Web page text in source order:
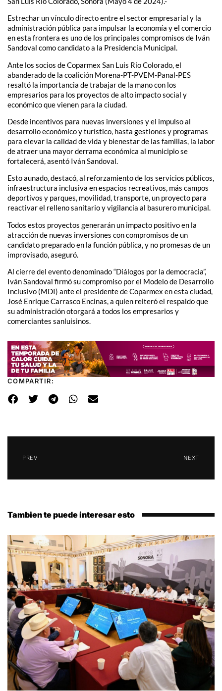
Estrechar un vínculo directo entre el sector empresarial y la
administración pública para impulsar la economía y el comercio
en esta frontera es uno de los principales compromisos de Iván
Sandoval como candidato a la Presidencia Municipal.
Ante los socios de Coparmex San Luis Río Colorado, el
abanderado de la coalición Morena-PT-PVEM-Panal-PES
resaltó la importancia de trabajar de la mano con los
empresarios para los proyectos de alto impacto social y
económico que vienen para la ciudad.
Desde incentivos para nuevas inversiones y el impulso al
desarrollo económico y turístico, hasta gestiones y programas
para elevar la calidad de vida y bienestar de las familias, la labor
de atraer una mayor derrama económica al municipio se
fortalecerá, asentó Iván Sandoval.
Esto aunado, destacó, al reforzamiento de los servicios públicos,
infraestructura inclusiva en espacios recreativos, más campos
deportivos y parques, movilidad, transporte, un proyecto para
reactivar el relleno sanitario y vigilancia al basurero municipal.
Todos estos proyectos generarán un impacto positivo en la
atracción de nuevas inversiones con compromisos de un
candidato preparado en la función pública, y no promesas de un
improvisado, aseguró.
Al cierre del evento denominado “Diálogos por la democracia”,
Iván Sandoval firmó su compromiso por el Modelo de Desarrollo
Inclusivo (MDI) ante el presidente de Coparmex en esta ciudad,
José Enrique Carrasco Encinas, a quien reiteró el respaldo que
su administración otorgará a todos los empresarios y
comerciantes sanluisinos.
COMPARTIR:
PREV NEXT
Tambien te puede interesar esto